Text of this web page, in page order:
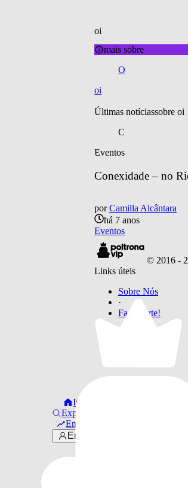
Início
Explorar
Em alta
Entrar
oi
mais sobre
O
oi
Últimas notíciassobre oi
C
Eventos
Conexidade – no
por Camilla Alcântara
há 7 anos
Eventos
© 2016 -
Links úteis
Sobre Nós
·
Faça Parte!